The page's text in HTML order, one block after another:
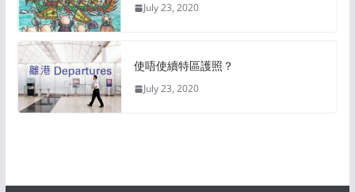
July 23, 2020
使唔使續特區護照？
July 23, 2020